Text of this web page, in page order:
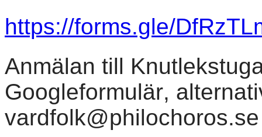
https://forms.gle/
Anmälan till
Googleformulär,
vardfolk@philochoros.se